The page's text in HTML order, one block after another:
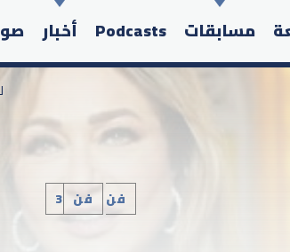
مسابقات Podcasts أخبار
in the website:
3فن فن